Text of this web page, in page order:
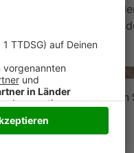
und stimmen Sie
zu, um dieses
anzusehen.
Informationen
Akzeptieren
Consent
mit der französischen